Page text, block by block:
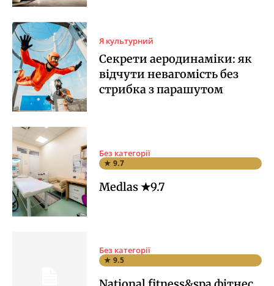
Я культурний
Секрети аеродинаміки: як
відчути невагомість без
стрибка з парашутом
Без категорії
★ 9.7
Medlas ★9.7
Без категорії
★ 9.5